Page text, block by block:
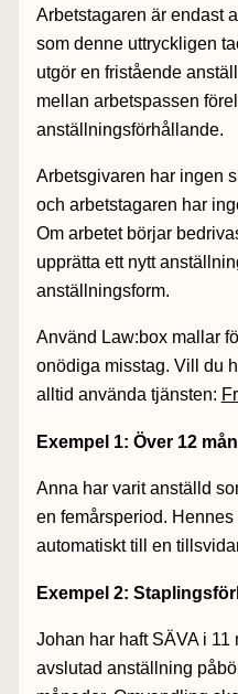
Arbetstagaren är endast
som denne uttryckligen
utgör en fristående
mellan arbetspassen
anställningsförhållande.
Arbetsgivaren har ingen
och arbetstagaren har
Om arbetet börjar
upprätta ett nytt
anställningsform.
Använd Law:box mallar
onödiga misstag. Vill du
alltid använda tjänsten:
Exempel 1: Över 12
Anna har varit anställd
en femårsperiod.
automatiskt till en
Exempel 2:
Johan har haft SÄVAi 11
avslutad anställning